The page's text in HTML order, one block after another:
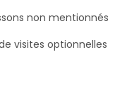
non mentionnés
visites optionnelles